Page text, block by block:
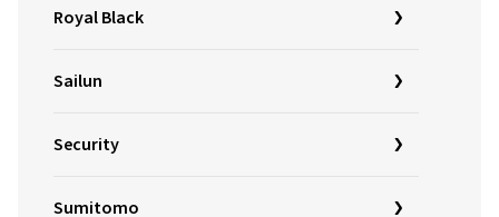
Royal Black
Sailun
Security
Sumitomo